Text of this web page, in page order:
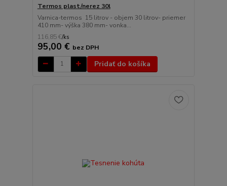
Termos plast/nerez 30l
Varnica-termos 15 litrov - objem 30 litrov- priemer
410 mm- výška 380 mm- vonka...
116,85 €/ks
95,00 € bez DPH
Pridať do košíka